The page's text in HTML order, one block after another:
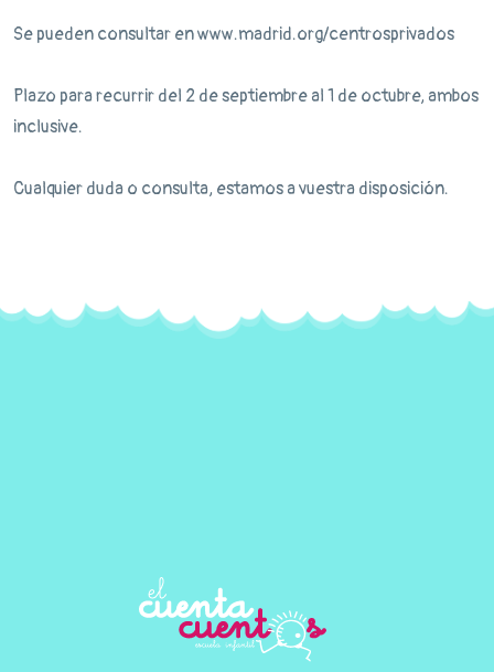
Se pueden consultar en www.madrid.org/centrosprivados
Plazo para recurrir del 2 de septiembre al 1 de octubre, ambos
inclusive.
Cualquier duda o consulta, estamos a vuestra disposición.